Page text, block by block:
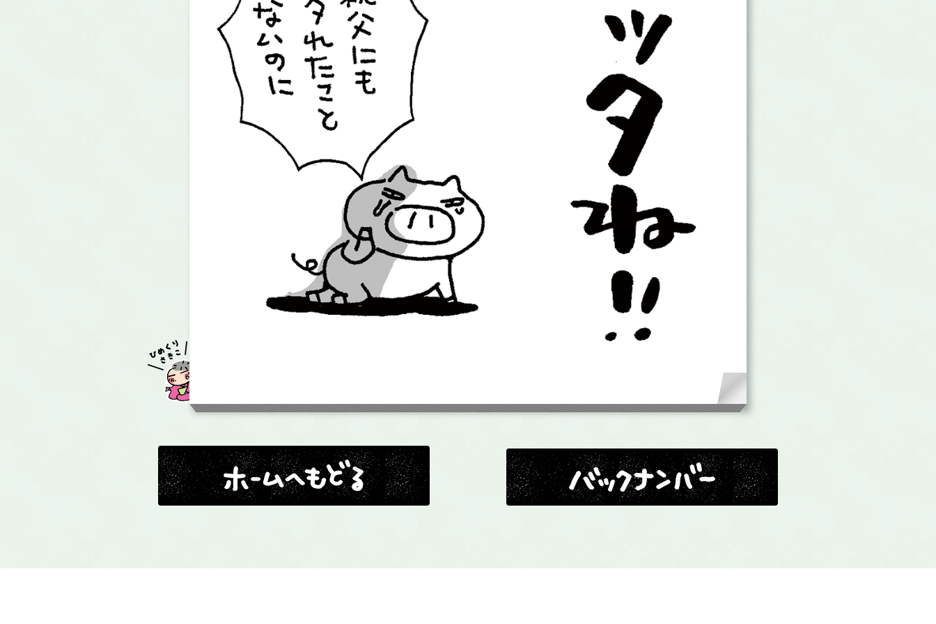
ホームへ戻る バックナンバー